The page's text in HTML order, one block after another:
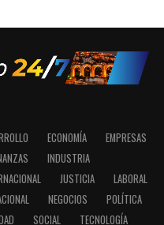
ECONOMÍA
EMPRESAS
INDUSTRIA
JUSTICIA
LABORAL
NEGOCIOS
POLÍTICA
SOCIAL TECNOLOGÍA